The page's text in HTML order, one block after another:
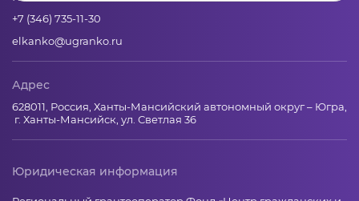
+7 (346) 735-11-30
elkanko@ugranko.ru
Адрес
628011, Россия, Ханты-Мансийский автономный округ – Югра,
г. Ханты-Мансийск, ул. Светлая 36
Юридическая информация